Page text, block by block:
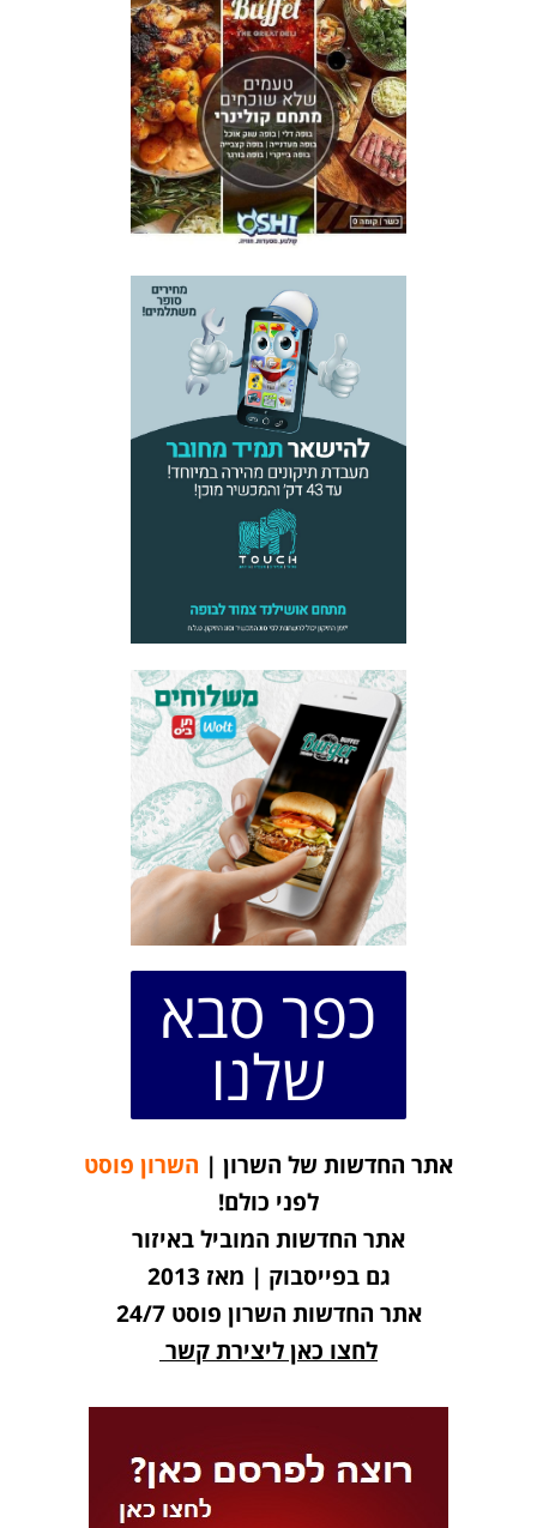
כפר סבא
שלנו
אתר החדשות של השרון | השרון פוסט
לפני כולם!
אתר החדשות המוביל באיזור
גם בפייסבוק | מאז 2013
אתר החדשות השרון פוסט 24/7
לחצו כאן ליצירת קשר